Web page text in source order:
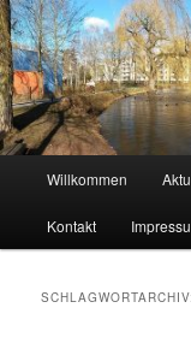
Zum
primären
Inhalt
springen
Zum
sekundären
Inhalt
springenUnser
Naherholungsgebiet
Willkommen
Kontakt